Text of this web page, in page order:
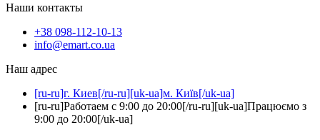
Наши контакты
+38 098-112-10-13
info@emart.co.ua
Наш адрес
[ru-ru]г. Киев[/ru-ru][uk-ua]м. Київ[/uk-ua]
[ru-ru]Работаем с 9:00 до 20:00[/ru-ru][uk-ua]Працюємо з
9:00 до 20:00[/uk-ua]